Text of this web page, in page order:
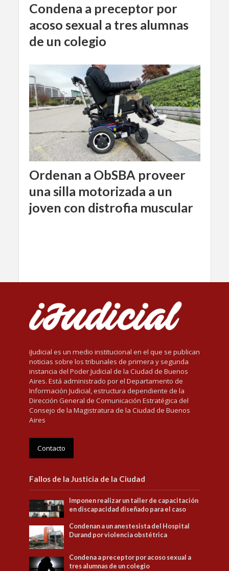
Condena a preceptor por
acoso sexual a tres alumnas
de un colegio
Ordenan a ObSBA proveer
una silla motorizada a un
joven con distrofia muscular
iJudicial es un medio institucional en el que se publican
noticias sobre los tribunales de primera y segunda
instancia del Poder Judicial de la Ciudad de Buenos
Aires. Está administrado por el Departamento de
Información Judicial, estructura dependiente de la
Dirección General de Comunicación Estratégica del
Consejo de la Magistratura de la Ciudad de Buenos
Aires
Contacto
Fallos de la Justicia de la Ciudad
Imponen realizar un taller de capacitación
en discapacidad diseñado para el caso
Condenan a un anestesista del Hospital
Durand por violencia obstétrica
Condena a preceptor por acoso sexual a
tres alumnas de un colegio